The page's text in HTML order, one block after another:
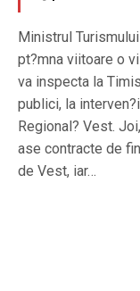
Ministrul
pt?mna viitoare o
va inspecta la
publici, la
Regional? Vest.
ase contracte de
de Vest, iar…